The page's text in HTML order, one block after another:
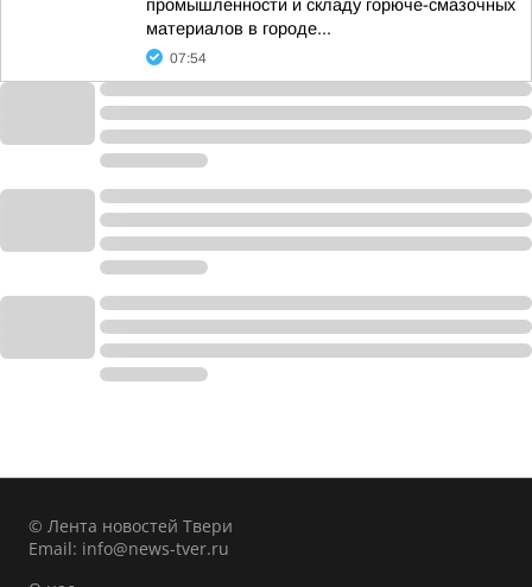
промышленности и складу горюче-смазочных
материалов в городе...
07:54
© Лента новостей Твери
Email: info@news-tver.ru